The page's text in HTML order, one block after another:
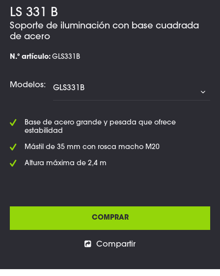
LS 331 B
Soporte de iluminación con base cuadrada
de acero
N.º artículo: GLS331B
Modelos:
Base de acero grande y pesada que ofrece
estabilidad
Mástil de 35 mm con rosca macho M20
Altura máxima de 2,4 m
COMPRAR
Compartir